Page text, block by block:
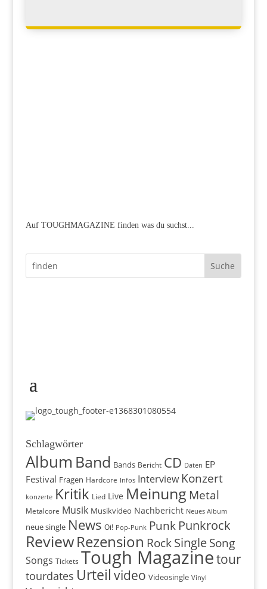
Auf TOUGHMAGAZINE finden was du suchst...
Schlagwörter
Album Band Bands Bericht CD Daten EP
Festival Fragen Hardcore Infos Interview Konzert
konzerte Kritik Lied Live Meinung Metal
Metalcore Musik Musikvideo Nachbericht Neues Album
neue single News Oi! Pop-Punk Punk Punkrock
ReviewRezension Rock Single Song
Songs Tickets Tough Magazinetour
tourdates Urteil video Videosingle Vinyl